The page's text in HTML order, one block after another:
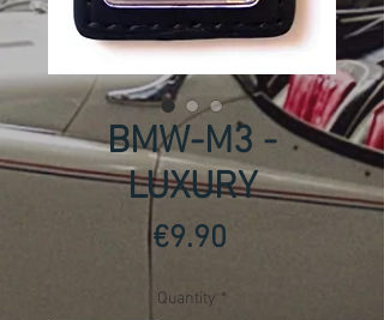
BMW-M3 -
LUXURY
€9.90Price
Quantity *